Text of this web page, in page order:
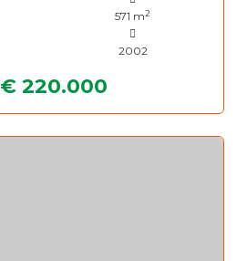
571 m2
2002
€ 220.000